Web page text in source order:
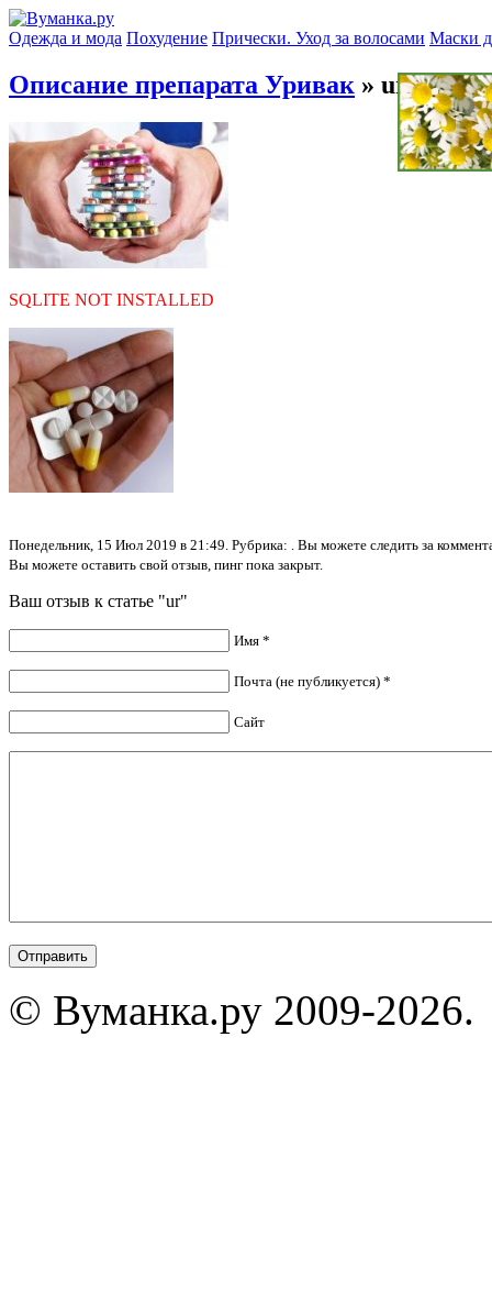
Одежда и мода Похудение Прически. Уход за волосами Маски
Описание препарата Уривак » ur
SQLITE NOT INSTALLED
Понедельник, 15 Июл 2019 в 21:49. Рубрика: . Вы можете следить за
Вы можете оставить свой отзыв, пинг пока закрыт.
Ваш отзыв к статье "ur"
Имя *
Почта (не публикуется) *
Сайт
© Вуманка.ру 2009-2026.